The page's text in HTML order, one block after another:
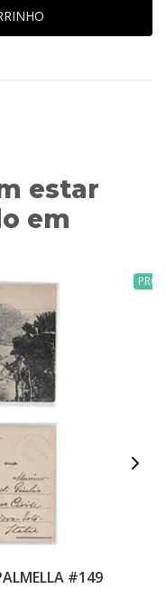
estar
em
#149